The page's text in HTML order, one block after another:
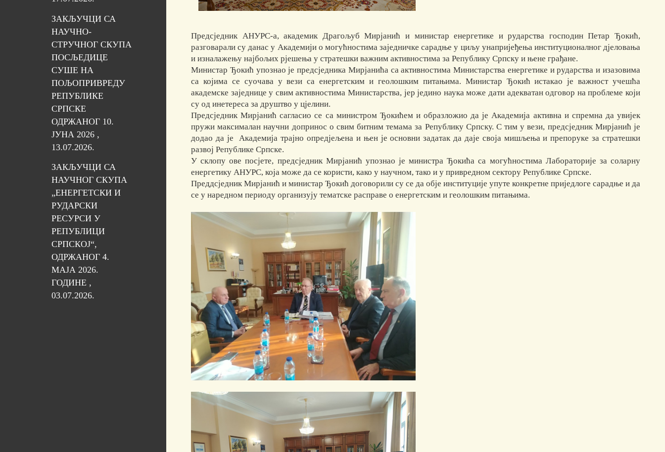
ЗАКЉУЧЦИ СА
НАУЧНО-
СТРУЧНОГ СКУПА
ПОСЉЕДИЦЕ
СУШЕ НА
ПОЉОПРИВРЕДУ
РЕПУБЛИКЕ
СРПСКЕ
ОДРЖАНОГ 10.
ЈУНА 2026 ,
13.07.2026.
ЗАКЉУЧЦИ СА
НАУЧНОГ СКУПА
„ЕНЕРГЕТСКИ И
РУДАРСКИ
РЕСУРСИ У
РЕПУБЛИЦИ
СРПСКОЈ“,
ОДРЖАНОГ 4.
МАЈА 2026.
ГОДИНЕ ,
03.07.2026.
Предсједник АНУРС-а, академик Драгољуб Мирјанић и министар енергетике и рударства господин Петар Ђокић,
разговарали су данас у Академији о могућностима заједничке сарадње у циљу унапријеђења институционалног дјеловања
и изналажењу најбољих рјешења у стратешки важним активностима за Републику Српску и њене грађане.
Министар Ђокић упознао је предсједника Мирјанића са активностима Министарства енергетике и рударства и изазовима
са којима се суочава у вези са енергетским и геолошким питањима. Министар Ђокић истакао је важност учешћа
академске заједнице у свим активностима Министарства, јер једино наука може дати адекватан одговор на проблеме који
су од инетереса за друштво у цјелини.
Предсједник Мирјанић сагласио се са министром Ђокићем и образложио да је Академија активна и спремна да увијек
пружи максималан научни допринос о свим битним темама за Републику Српску. С тим у вези, предсједник Мирјанић је
додао да је Академија трајно опредјељена и њен је основни задатак да даје своја мишљења и препоруке за стратешки
развој Републике Српске.
У склопу ове посјете, предсједник Мирјанић упознао је министра Ђокића са могућностима Лабораторије за соларну
енергетику АНУРС, која може да се користи, како у научном, тако и у привредном сектору Републике Српске.
Преддсједник Мирјанић и министар Ђокић договорили су се да обје институције упуте конкретне приједлоге сарадње и да
се у наредном периоду организују тематске расправе о енергетским и геолошким питањима.